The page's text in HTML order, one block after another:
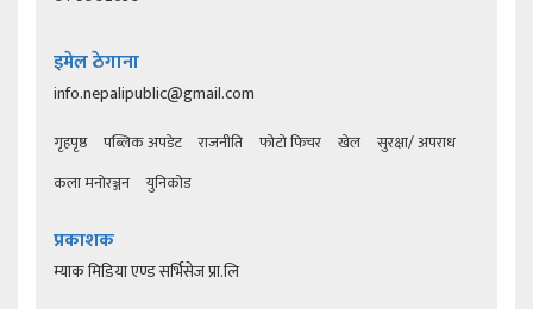
इमेल ठेगाना
info.nepalipublic@gmail.com
गृहपृष्ठ पब्लिक अपडेट राजनीति फोटो फिचर खेल
सुरक्षा/ अपराध
कला मनोरञ्जन
युनिकोड
प्रकाशक
म्याक मिडिया एण्ड सर्भिसेज प्रा.लि